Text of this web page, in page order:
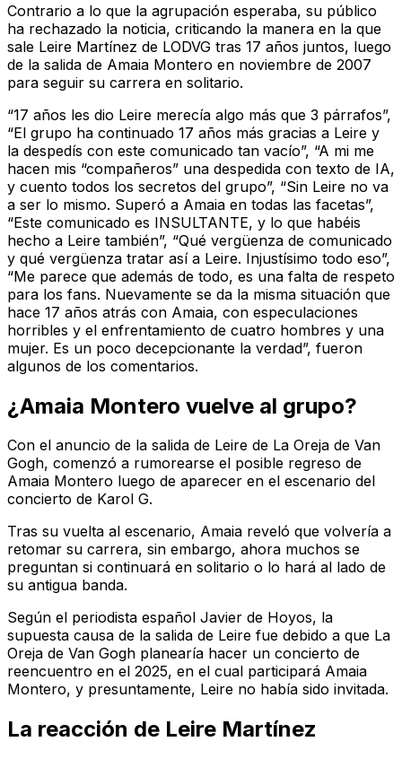
Contrario a lo que la agrupación esperaba, su público
ha rechazado la noticia, criticando la manera en la que
sale Leire Martínez de LODVG tras 17 años juntos, luego
de la salida de Amaia Montero en noviembre de 2007
para seguir su carrera en solitario.
“17 años les dio Leire merecía algo más que 3 párrafos”,
“El grupo ha continuado 17 años más gracias a Leire y
la despedís con este comunicado tan vacío”, “A mi me
hacen mis “compañeros” una despedida con texto de IA,
y cuento todos los secretos del grupo”, “Sin Leire no va
a ser lo mismo. Superó a Amaia en todas las facetas”,
“Este comunicado es INSULTANTE, y lo que habéis
hecho a Leire también”, “Qué vergüenza de comunicado
y qué vergüenza tratar así a Leire. Injustísimo todo eso”,
“Me parece que además de todo, es una falta de respeto
para los fans. Nuevamente se da la misma situación que
hace 17 años atrás con Amaia, con especulaciones
horribles y el enfrentamiento de cuatro hombres y una
mujer. Es un poco decepcionante la verdad”, fueron
algunos de los comentarios.
¿Amaia Montero vuelve al grupo?
Con el anuncio de la salida de Leire de La Oreja de Van
Gogh, comenzó a rumorearse el posible regreso de
Amaia Montero luego de aparecer en el escenario del
concierto de Karol G.
Tras su vuelta al escenario, Amaia reveló que volvería a
retomar su carrera, sin embargo, ahora muchos se
preguntan si continuará en solitario o lo hará al lado de
su antigua banda.
Según el periodista español Javier de Hoyos, la
supuesta causa de la salida de Leire fue debido a que La
Oreja de Van Gogh planearía hacer un concierto de
reencuentro en el 2025, en el cual participará Amaia
Montero, y presuntamente, Leire no había sido invitada.
La reacción de Leire Martínez